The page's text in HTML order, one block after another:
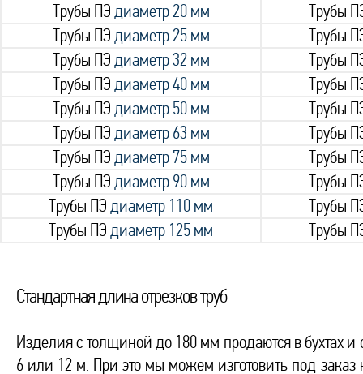
Трубы ПЭ диаметр 20 мм
Трубы
Трубы ПЭ диаметр 25 мм
Трубы
Трубы ПЭ диаметр 32 мм
Трубы
Трубы ПЭ диаметр 40 мм
Трубы
Трубы ПЭ диаметр 50 мм
Трубы
Трубы ПЭ диаметр 63 мм
Трубы
Трубы ПЭ диаметр 75 мм
Трубы
Трубы ПЭ диаметр 90 мм
Трубы
Трубы ПЭ диаметр 110 мм
Трубы
Трубы ПЭ диаметр 125 мм Трубы
Стандартная длина отрезков труб
Изделия с толщиной до 180 мм продаются в бухтах и
6 или 12 м. При это мы можем изготовить под